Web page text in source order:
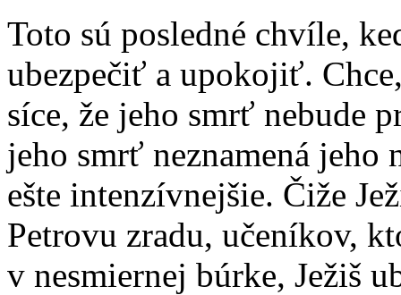
Toto sú posledné chvíle,
ubezpečiť a upokojiť.
síce, že jeho smrť nebude
jeho smrť neznamená jeho
ešte intenzívnejšie. Čiže
Petrovu zradu, učeníkov,
v nesmiernej búrke, Ježiš